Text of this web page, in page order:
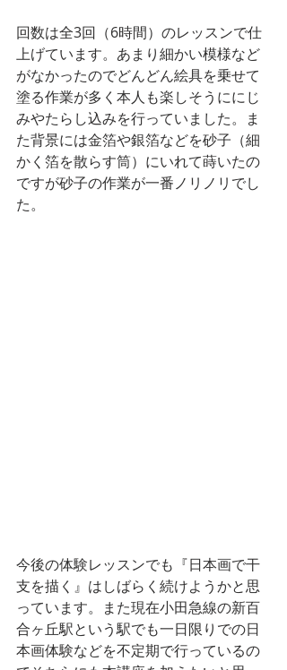
回数は全3回（6時間）のレッスンで仕
上げています。あまり細かい模様など
がなかったのでどんどん絵具を乗せて
塗る作業が多く本人も楽しそうににじ
みやたらし込みを行っていました。ま
た背景には金箔や銀箔などを砂子（細
かく箔を散らす筒）にいれて蒔いたの
ですが砂子の作業が一番ノリノリでし
た。
今後の体験レッスンでも『日本画で干
支を描く』はしばらく続けようかと思
っています。また現在小田急線の新百
合ヶ丘駅という駅でも一日限りでの日
本画体験などを不定期で行っているの